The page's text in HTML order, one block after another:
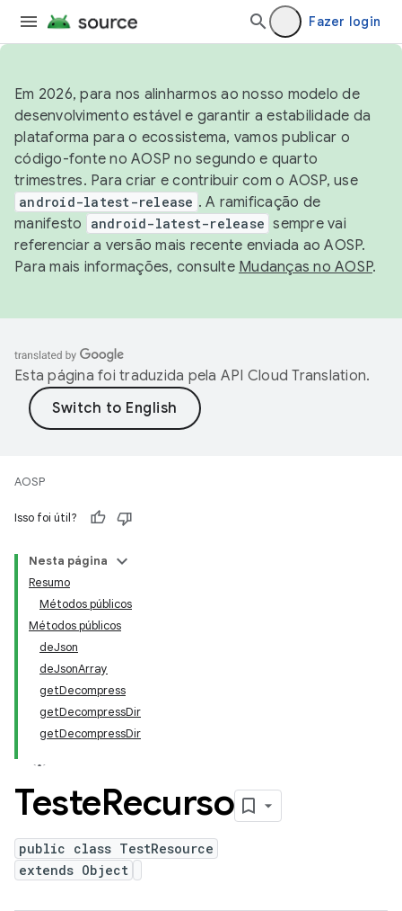
Fazer login
Em 2026, para nos alinharmos ao nosso modelo de
desenvolvimento estável e garantir a estabilidade da
plataforma para o ecossistema, vamos publicar o
código-fonte no AOSP no segundo e quarto
trimestres. Para criar e contribuir com o AOSP, use
android-latest-release . A ramificação de
manifesto
android-latest-release sempre vai
referenciar a versão mais recente enviada ao AOSP.
Para mais informações, consulte Mudanças no AOSP.
Esta página foi traduzida pela API Cloud Translation.
AOSP
Isso foi útil?
Nesta página
Resumo
Métodos públicos
Métodos públicos
deJson
deJsonArray
getDecompress
getDecompressDir
getDecompressDir
TesteRecurso
public class TestResource
extends Object